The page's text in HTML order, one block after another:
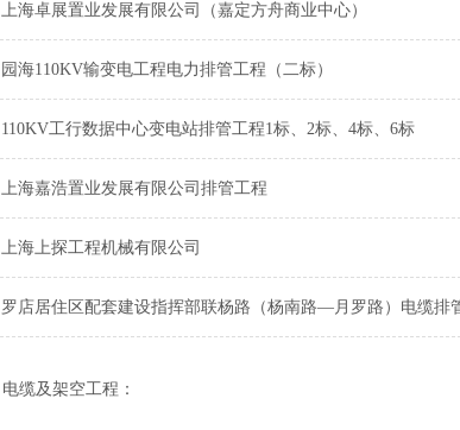
上海卓展置业发展有限公司（嘉定方舟商业中心）
园海110KV输变电工程电力排管工程（二标）
110KV工行数据中心变电站排管工程1标、2标、4标、6标
上海嘉浩置业发展有限公司排管工程
上海上探工程机械有限公司
罗店居住区配套建设指挥部联杨路（杨南路—月罗路）电缆排
电缆及架空工程：